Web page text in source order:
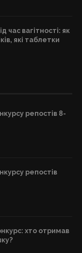
час вагітності: як
які таблетки
репостів 8-
репостів
хто отримав